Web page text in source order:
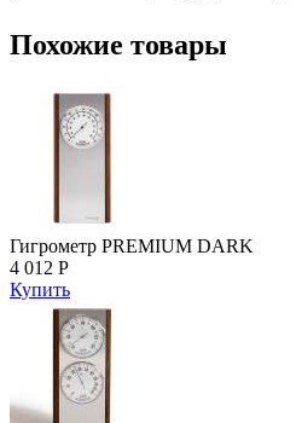
Похожие товары
Гигрометр PREMIUM DARK
4 012 Р
Купить